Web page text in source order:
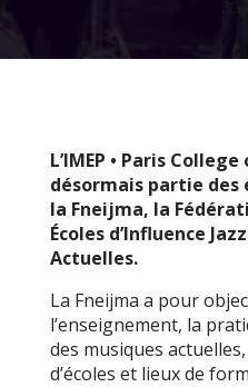
L’IMEP • Paris
désormais partie des
la Fneijma, la
Écoles d’Influence
Actuelles.
La Fneijma a pour
l’enseignement, la
des musiques
d’écoles et lieux de